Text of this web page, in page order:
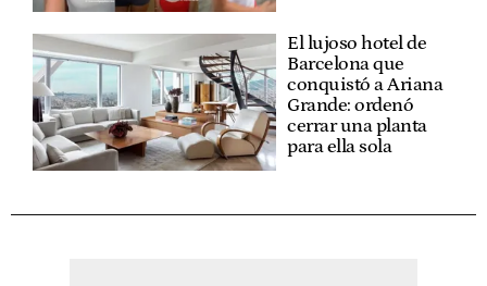
El lujoso hotel de
Barcelona que
conquistó a Ariana
Grande: ordenó
cerrar una planta
para ella sola